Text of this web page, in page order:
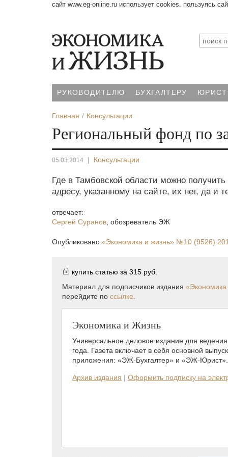
сайт www.eg-online.ru использует cookies. пользуясь
РУКОВОДИТЕЛЮ БУХГАЛТЕРУ
Главная Консультации
Региональный фонд по
05.03.2014 | Консультации
Где в Тамбовской области можно
адресу, указанному на сайте, их нет, да и
отвечает:
Сергей Суранов обозреватель ЭЖ
Опубликовано:«Экономика и жизнь» №10 (9526)
купить статью за 315 руб.
Материал для подписчиков издания «Экономика
перейдите по ссылке
Экономика и Жизнь
Универсальное деловое издание для
года. Газета включает в себя основной
приложения: «ЭЖ-Бухгалтер» и «ЭЖ-Юрист».
Архив издания | Оформить подписку на